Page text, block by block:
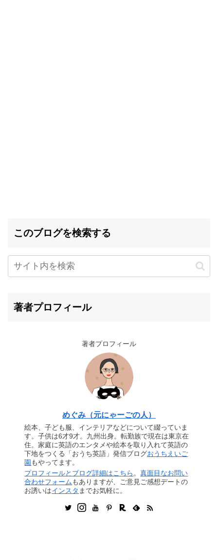
このブログを検索する
著者プロフィール
著者プロフィール
めぐみ（元にゃーごの人）
絵本、子ども服、インテリアなどについて綴っていま
す。子供は6才9才。九州出身。転勤族で現在は東京在
住。家庭に英語のエンタメや絵本を取り入れて英語の
下地をつくる「おうち英語」発信ブログおうちえいご
園 もやってます。
プロフィールとブログ詳細はこちら。真面目なお問い
合わせフォームもありますが、ご意見ご感想デートの
お誘いはインスタ までお気軽に。